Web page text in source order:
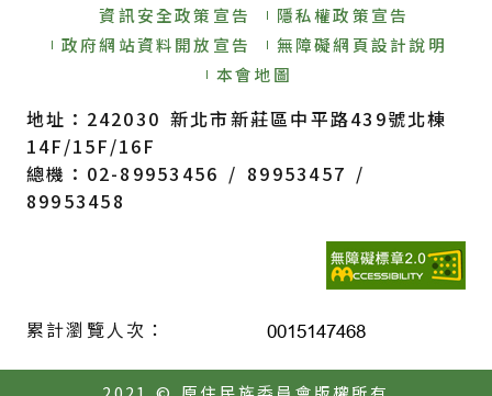
資訊安全政策宣告
隱私權政策宣告
政府網站資料開放宣告
無障礙網頁設計說明
本會地圖
地址：242030 新北市新莊區中平路439號北棟
14F/15F/16F
總機：02-89953456 / 89953457 /
89953458
累計瀏覽人次：